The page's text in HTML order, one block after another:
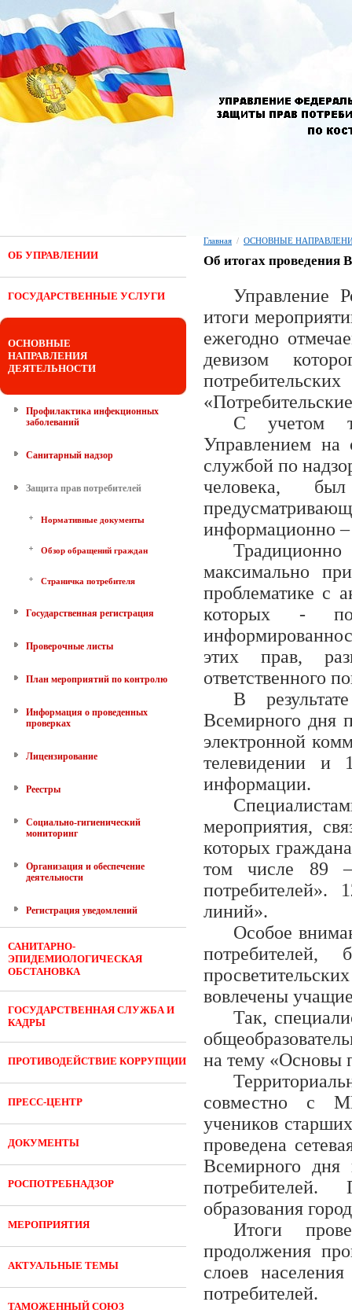
ОБ УПРАВЛЕНИИ
ГОСУДАРСТВЕННЫЕ УСЛУГИ
ОСНОВНЫЕ
НАПРАВЛЕНИЯ
ДЕЯТЕЛЬНОСТИ
Профилактика инфекционных
заболеваний
Санитарный надзор
Защита прав потребителей
Нормативные документы
Обзор обращений граждан
Страничка потребителя
Государственная регистрация
Проверочные листы
План мероприятий по контролю
Информация о проведенных
проверках
Лицензирование
Реестры
Социально-гигиенический
мониторинг
Организация и обеспечение
деятельности
Регистрация уведомлений
САНИТАРНО-
ЭПИДЕМИОЛОГИЧЕСКАЯ
ОБСТАНОВКА
ГОСУДАРСТВЕННАЯ СЛУЖБА И
КАДРЫ
ПРОТИВОДЕЙСТВИЕ КОРРУПЦИИ
ПРЕСС-ЦЕНТР
ДОКУМЕНТЫ
РОСПОТРЕБНАДЗОР
МЕРОПРИЯТИЯ
АКТУАЛЬНЫЕ ТЕМЫ
ТАМОЖЕННЫЙ СОЮЗ
Главная / ОСНОВНЫЕ
Об итогах проведения
Управление
итоги
ежегодно
девизом
С учетом
Управлением на
службой по
человека,
информационно –
максимально
проблематике с
которых -
этих прав,
ответственного
В
Всемирного дня
электронной
телевидении и
информации.
мероприятия,
которых
том числе 89
потребителей».
линий».
Особое
вовлечены
Так,
на тему «Основы
совместно с
учеников
проведена
Всемирного дня
потребителей.
образования
Итоги
продолжения
слоев
потребителей.